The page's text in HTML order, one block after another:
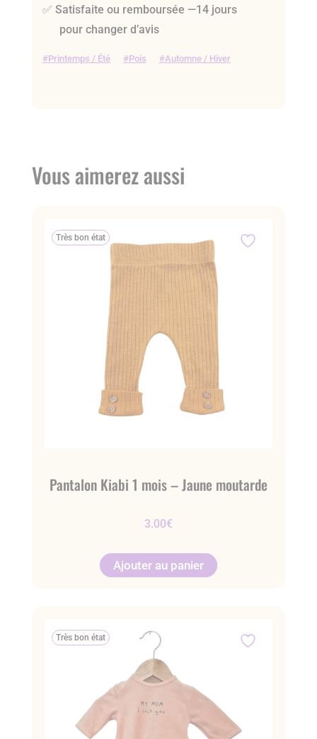
✅ Satisfaite ou remboursée —14 jours
pour changer d’avis
Printemps / Été Pois Automne / Hiver
Vous aimerez aussi
Très bon état
Pantalon Kiabi 1 mois – Jaune moutarde
3.00€
Ajouter au panier
Très bon état